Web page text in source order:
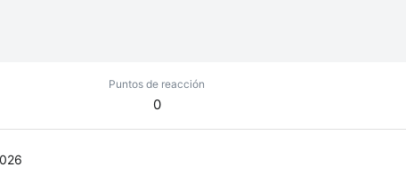
Puntos de reacción
0